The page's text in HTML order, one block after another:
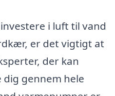
i luft til vand
er det vigtigt at
der kan
dig gennem hele